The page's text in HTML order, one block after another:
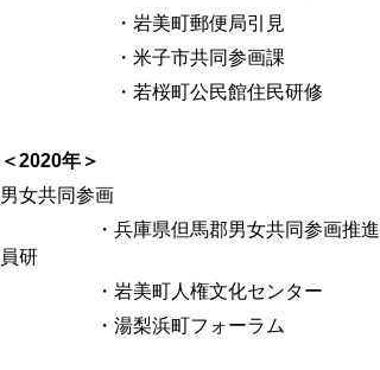
・岩美町郵便局引見
・米子市共同参画課
・若桜町公民館住民研修
＜2020年＞
男女共同参画
・兵庫県但馬郡男女共同参画推進
員研
・岩美町人権文化センター
・湯梨浜町フォーラム